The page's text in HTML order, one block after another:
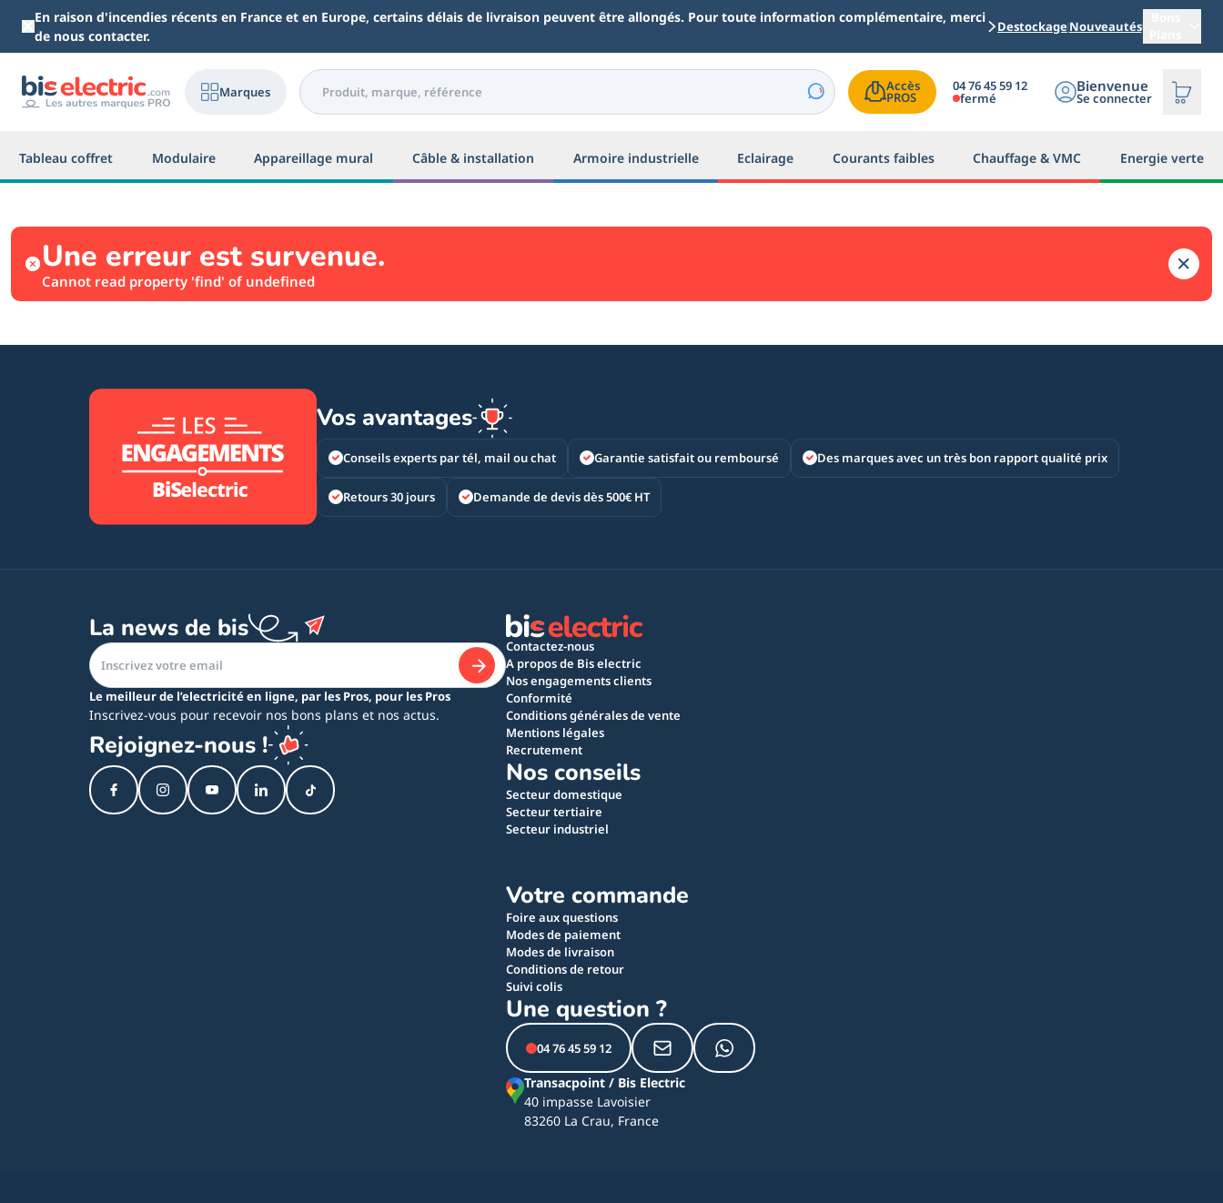
Aller au contenu principal
En raison d'incendies récents en France et en Europe, certains délais de livraison peuvent être allongés. Pour toute information complémentaire, merci
de nous contacter.
DestockageNouveautés
Marques Accès
PROS
04 76 45 59 12
fermé
Bienvenue
Se connecter
Tableau coffret Modulaire Appareillage mural Câble & installation Armoire industrielle Eclairage Courants faibles Chauffage & VMC Energie verte
Une erreur est survenue.
Cannot read property 'find' of undefined
Vos avantages
Conseils experts par tél, mail ou chat Garantie satisfait ou remboursé Des marques avec un très bon rapport qualité prix
Retours 30 jours Demande de devis dès 500€ HT
La news de bis
Le meilleur de l’electricité en ligne, par les Pros, pour les Pros
Inscrivez-vous pour recevoir nos bons plans et nos actus.
Rejoignez-nous !
Contactez-nous
A propos de Bis electric
Nos engagements clients
Conformité
Conditions générales de vente
Mentions légales
Recrutement
Nos conseils
Secteur domestique
Secteur tertiaire
Secteur industriel
Votre commande
Foire aux questions
Modes de paiement
Modes de livraison
Conditions de retour
Suivi colis
Une question ?
04 76 45 59 12
Transacpoint / Bis Electric
40 impasse Lavoisier
83260 La Crau, France